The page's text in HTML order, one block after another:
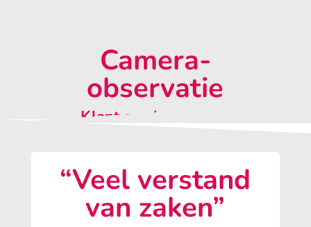
Camera-
observatie
Klant aan het woord:
“Veel verstand
van zaken”